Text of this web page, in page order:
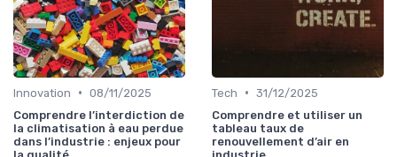
Innovation • 08/11/2025
Comprendre l’interdiction de
la climatisation à eau perdue
dans l’industrie : enjeux pour
Tech • 31/12/2025
Comprendre et utiliser un
tableau taux de
renouvellement d’air en